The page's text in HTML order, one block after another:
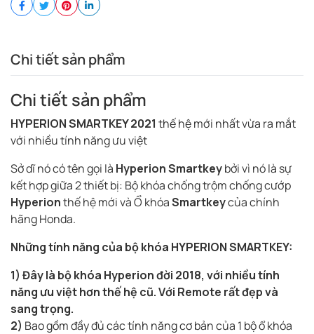
Chi tiết sản phẩm
Chi tiết sản phẩm
HYPERION SMARTKEY 2021 thế hệ mới nhất vừa ra mắt
với nhiều tính năng ưu việt
Sở dĩ nó có tên gọi là Hyperion Smartkeybởi vì nó là sự
kết hợp giữa 2 thiết bị: Bộ khóa chống trộm chống cướp
Hyperionthế hệ mới và Ổ khóaSmartkeycủa chính
hãng Honda.
Những tính năng của bộ khóa HYPERION SMARTKEY:
1) Đây là bộ khóa Hyperion đời 2018, với nhiều tính
năng ưu việt hơn thế hệ cũ.Với Remote rất đẹp và
sang trọng.
2) Bao gồm đầy đủ các tính năng cơ bản của 1 bộ ổ khóa